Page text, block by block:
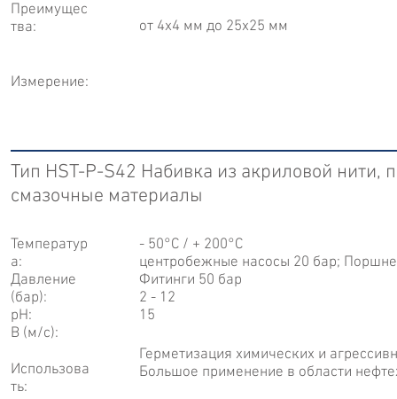
Преимущес
тва:
Измерение:
от 4x4 мм до 25x25 мм
Тип HST-P-S42 Набивка из акриловой нити,
смазочные материалы
Температур
а:
Давление
(бар):
рН:
В (м/с):
Использова
ть:
- 50°С / + 200°С
центробежные насосы 20 бар;
Фитинги 50 бар
2 - 12
15
Герметизация химических и
Большое применение в области